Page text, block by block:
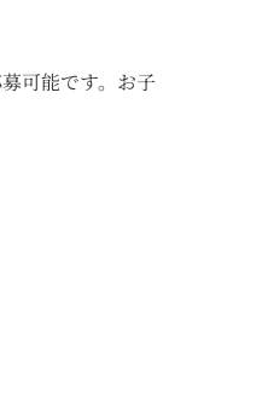
可能です。お子